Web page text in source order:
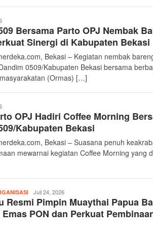
Bersama Parto OPJ Nembak
Sinergi di Kabupaten Bekasi
Bekasi – Kegiatan nembak
0509/Kabupaten Bekasi bersama
(Ormas) […]
OPJ Hadiri Coffee Morning
Kabupaten Bekasi
Bekasi – Suasana penuh
mewarnai kegiatan Coffee Morning yang
Merdeka17
Juli 24, 2026
Resmi Pimpin Muaythai Papua
PON dan Perkuat